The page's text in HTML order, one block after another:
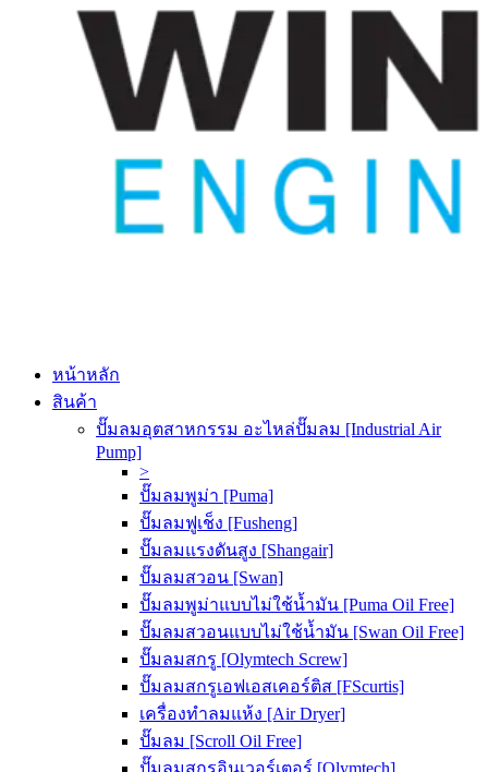
หน้าหลัก
สินค้า
ปั๊มลมอุตสาหกรรม อะไหล่ปั๊มลม [Industrial Air
Pump]
>
ปั๊มลมพูม่า [Puma]
ปั๊มลมฟูเช็ง [Fusheng]
ปั๊มลมแรงดันสูง [Shangair]
ปั๊มลมสวอน [Swan]
ปั๊มลมพูม่าแบบไม่ใช้น้ำมัน [Puma Oil Free]
ปั๊มลมสวอนแบบไม่ใช้น้ำมัน [Swan Oil Free]
ปั๊มลมสกรู [Olymtech Screw]
ปั๊มลมสกรูเอฟเอสเคอร์ติส [FScurtis]
เครื่องทำลมแห้ง [Air Dryer]
ปั๊มลม [Scroll Oil Free]
ปั๊มลมสกรูอินเวอร์เตอร์ [Olymtech]